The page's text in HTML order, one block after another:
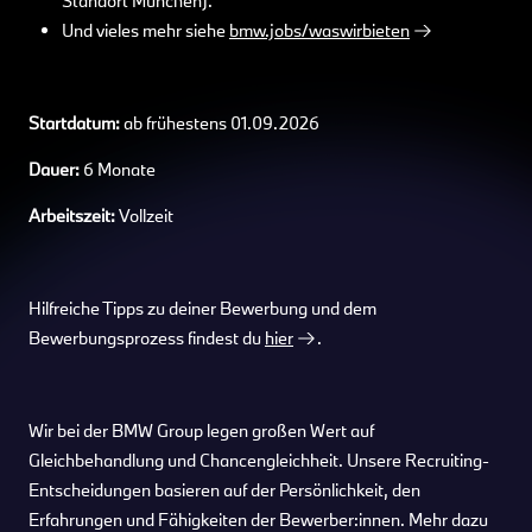
Und vieles mehr siehe bmw.jobs/waswirbieten
Startdatum:ab frühestens 01.09.2026
Dauer: 6 Monate
Arbeitszeit:Vollzeit
Hilfreiche Tipps zu deiner Bewerbung und dem
Bewerbungsprozess findest du hier .
Wir bei der BMW Group legen großen Wert auf
Gleichbehandlung und Chancengleichheit. Unsere Recruiting-
Entscheidungen basieren auf der Persönlichkeit, den
Erfahrungen und Fähigkeiten der Bewerber:innen. Mehr dazu